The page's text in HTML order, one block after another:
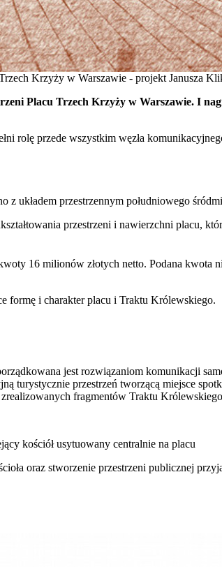
Krzyży w Warszawie - projekt Janusza
Placu Trzech Krzyży w Warszawie. I
rolę przede wszystkim węzła
układem przestrzennym południowego
przestrzeni i nawierzchni placu,
16 milionów złotych netto. Podana kwota
formę i charakter placu i Traktu Królewskiego.
jest rozwiązaniom komunikacji
turystycznie przestrzeń tworzącą miejsce
fragmentów Traktu Królewskiego
kościół usytuowany centralnie na placu
oraz stworzenie przestrzeni publicznej